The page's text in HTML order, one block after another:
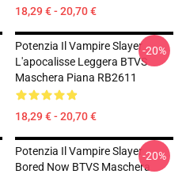
18,29 € - 20,70 €
Potenzia Il Vampire Slayer
L'apocalisse Leggera BTVS
Maschera Piana RB2611
18,29 € - 20,70 €
-20%
Potenzia Il Vampire Slayer
Bored Now BTVS Maschera
-20%